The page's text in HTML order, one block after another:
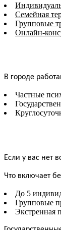
Семейная
Групповые
Онлайн-
В городе
Частные
Если у вас нет
Что включает
До 5
Групповые
Экстренная